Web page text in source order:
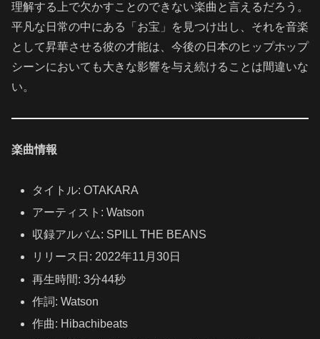
理解する上で欠かすことのできない楽曲と言えるだろう。
平凡な日常の中にある「お宝」を見つけ出し、それを音楽
として昇華させる彼の才能は、今後の日本のヒップホップ
シーンにおいても大きな影響を与え続けることは間違いな
い。
楽曲情報
タイトル: OTAKARA
アーティスト: Watson
収録アルバム: SPILL THE BEANS
リリース日: 2022年11月30日
再生時間: 3分44秒
作詞: Watson
作曲: Hibachibeats